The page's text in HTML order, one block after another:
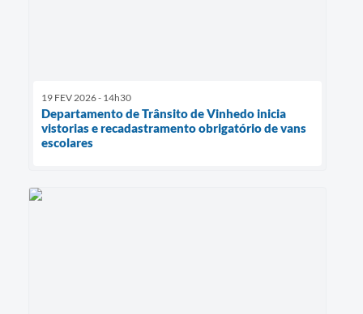
19 FEV 2026 - 14h30
Departamento de Trânsito de Vinhedo inicia
vistorias e recadastramento obrigatório de vans
escolares